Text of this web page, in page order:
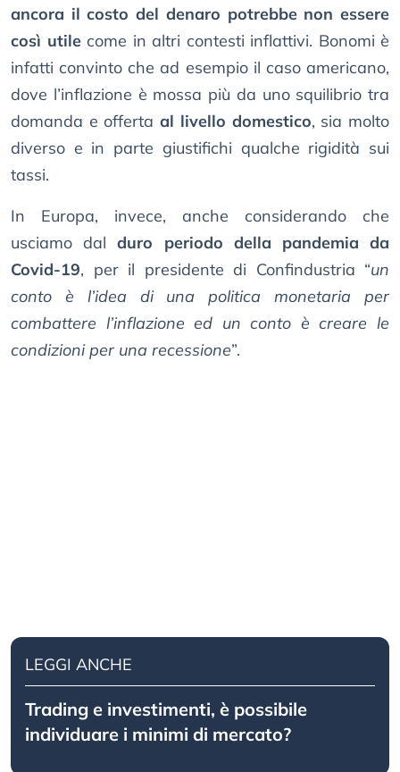
ancora il costo del denaro potrebbe non essere
così utilecome in altri contesti inflattivi. Bonomi è
infatti convinto che ad esempio il caso americano,
dove l’inflazione è mossa più da uno squilibrio tra
domanda e offertaal livello domestico, sia molto
diverso e in parte giustifichi qualche rigidità sui
tassi.
In Europa, invece, anche considerando che
usciamo dalduro periodo della pandemia da
Covid-19, per il presidente di Confindustria “un
conto è l’idea di una politica monetaria per
combattere l’inflazione ed un conto è creare le
condizioni per una recessione”.
LEGGI ANCHE
Trading e investimenti, è possibile
individuare i minimi di mercato?